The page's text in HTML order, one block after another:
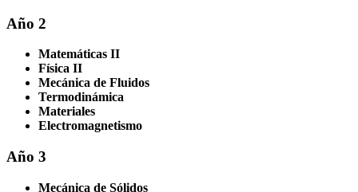
Año 2
Matemáticas II
Física II
Mecánica de Fluidos
Termodinámica
Materiales
Electromagnetismo
Año 3
Mecánica de Sólidos